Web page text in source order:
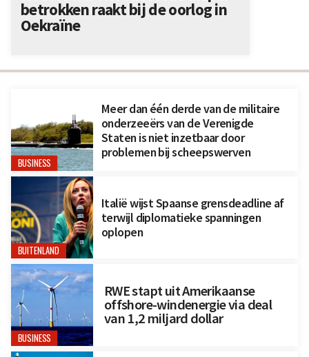
BUSINESS
Meer dan één derde van de militaire
onderzeeërs van de Verenigde
Staten is niet inzetbaar door
problemen bij scheepswerven
BUITENLAND
Italië wijst Spaanse grensdeadline af
terwijl diplomatieke spanningen
oplopen
BUSINESS
RWE stapt uit Amerikaanse
offshore-windenergie via deal
van 1,2 miljard dollar
betrokken raakt bij de oorlog in
Oekraïne